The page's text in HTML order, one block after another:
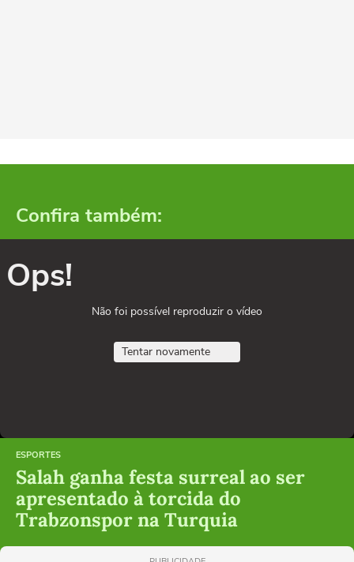
Confira também:
Ops!
Não foi possível reproduzir o vídeo
Tentar novamente
ESPORTES
Salah ganha festa surreal ao ser
apresentado à torcida do
Trabzonspor na Turquia